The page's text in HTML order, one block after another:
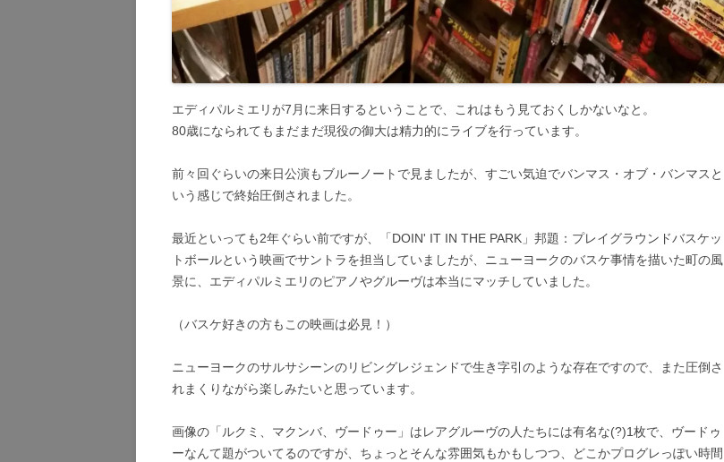
エディパルミエリが7月に来日するということで、これはもう見ておくしかないなと。
80歳になられてもまだまだ現役の御大は精力的にライブを行っています。
前々回ぐらいの来日公演もブルーノートで見ましたが、すごい気迫でバンマス・オブ・バンマスと
いう感じで終始圧倒されました。
最近といっても2年ぐらい前ですが、「DOIN' IT IN THE PARK」邦題：プレイグラウンドバスケッ
トボールという映画でサントラを担当していましたが、ニューヨークのバスケ事情を描いた町の風
景に、エディパルミエリのピアノやグルーヴは本当にマッチしていました。
（バスケ好きの方もこの映画は必見！）
ニューヨークのサルサシーンのリビングレジェンドで生き字引のような存在ですので、また圧倒さ
れまくりながら楽しみたいと思っています。
画像の「ルクミ、マクンバ、ヴードゥー」はレアグルーヴの人たちには有名な(?)1枚で、ヴードゥ
ーなんて題がついてるのですが、ちょっとそんな雰囲気もかもしつつ、どこかプログレっぽい時間